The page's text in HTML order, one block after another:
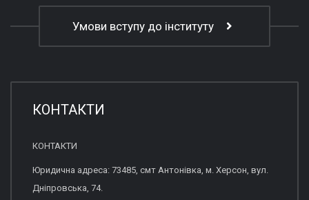
Умови вступу до інституту
КОНТАКТИ
КОНТАКТИ
Юридична адреса: 73485, смт Антонівка, м. Херсон, вул.
Дніпровська, 74.